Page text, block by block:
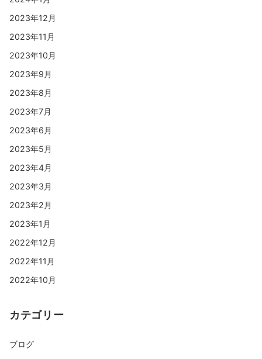
2023年12月
2023年11月
2023年10月
2023年9月
2023年8月
2023年7月
2023年6月
2023年5月
2023年4月
2023年3月
2023年2月
2023年1月
2022年12月
2022年11月
2022年10月
カテゴリー
ブログ